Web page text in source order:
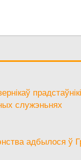
служэньнях
адбылося ў